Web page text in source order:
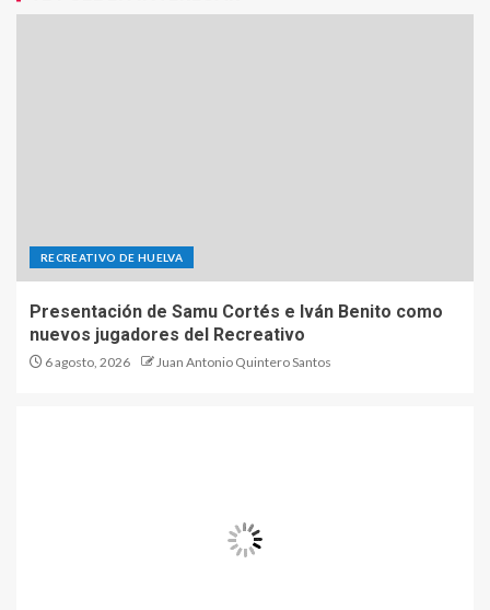
RECREATIVO DE HUELVA
Presentación de Samu Cortés e Iván Benito como
nuevos jugadores del Recreativo
6 agosto, 2026 Juan Antonio Quintero Santos